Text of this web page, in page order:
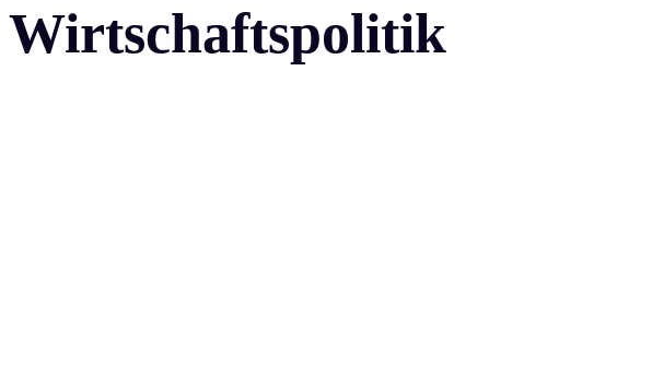
Wirtschaftspolitik